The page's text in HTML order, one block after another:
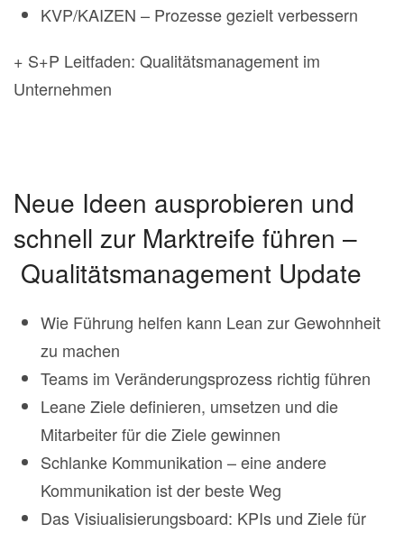
KVP/KAIZEN – Prozesse gezielt verbessern
+ S+P Leitfaden: Qualitätsmanagement im
Unternehmen
Neue Ideen ausprobieren und
schnell zur Marktreife führen –
Qualitätsmanagement Update
Wie Führung helfen kann Lean zur Gewohnheit
zu machen
Teams im Veränderungsprozess richtig führen
Leane Ziele definieren, umsetzen und die
Mitarbeiter für die Ziele gewinnen
Schlanke Kommunikation – eine andere
Kommunikation ist der beste Weg
Das Visiualisierungsboard: KPIs und Ziele für